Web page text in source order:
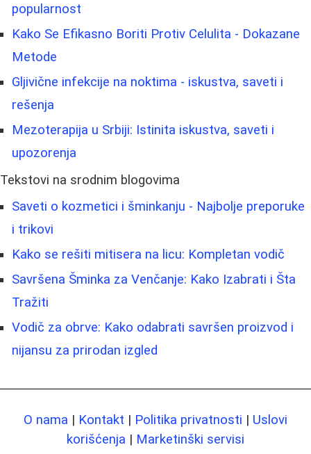
popularnost
Kako Se Efikasno Boriti Protiv Celulita - Dokazane
Metode
Gljivične infekcije na noktima - iskustva, saveti i
rešenja
Mezoterapija u Srbiji: Istinita iskustva, saveti i
upozorenja
Tekstovi na srodnim blogovima
Saveti o kozmetici i šminkanju - Najbolje preporuke
i trikovi
Kako se rešiti mitisera na licu: Kompletan vodič
Savršena Šminka za Venčanje: Kako Izabrati i Šta
Tražiti
Vodič za obrve: Kako odabrati savršen proizvod i
nijansu za prirodan izgled
O nama | Kontakt | Politika privatnosti | Uslovi
korišćenja | Marketinški servisi